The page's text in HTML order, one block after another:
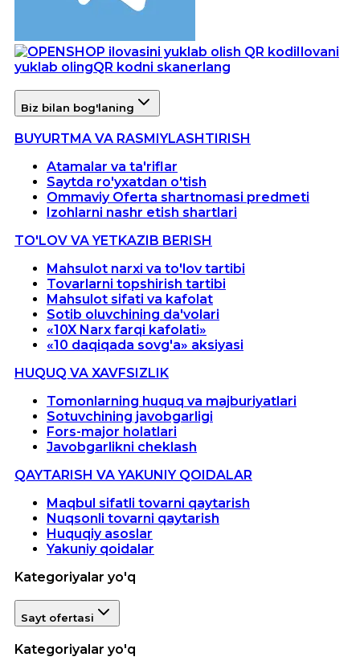
Ilovani
yuklab olingQR kodni skanerlang
Biz bilan bog'laning
BUYURTMA VA RASMIYLASHTIRISH
Atamalar va ta'riflar
Saytda ro'yxatdan o'tish
Ommaviy Oferta shartnomasi predmeti
Izohlarni nashr etish shartlari
TO'LOV VA YETKAZIB BERISH
Mahsulot narxi va to'lov tartibi
Tovarlarni topshirish tartibi
Mahsulot sifati va kafolat
Sotib oluvchining da'volari
«10X Narx farqi kafolati»
«10 daqiqada sovg'a» aksiyasi
HUQUQ VA XAVFSIZLIK
Tomonlarning huquq va majburiyatlari
Sotuvchining javobgarligi
Fors-major holatlari
Javobgarlikni cheklash
QAYTARISH VA YAKUNIY QOIDALAR
Maqbul sifatli tovarni qaytarish
Nuqsonli tovarni qaytarish
Huquqiy asoslar
Yakuniy qoidalar
Kategoriyalar yo'q
Sayt ofertasi
Kategoriyalar yo'q